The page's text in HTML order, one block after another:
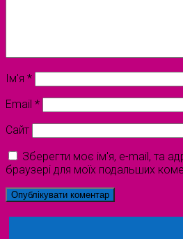
Ім'я *
Email *
Сайт
Зберегти моє ім'я, e-mail, та
браузері для моїх подальших